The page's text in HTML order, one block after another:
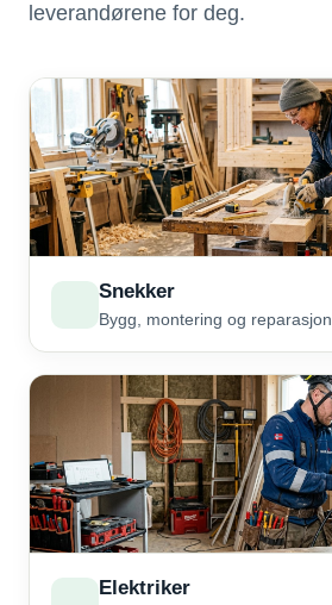
leverandørene for deg.
Snekker
Bygg, montering og reparasjon
Elektriker